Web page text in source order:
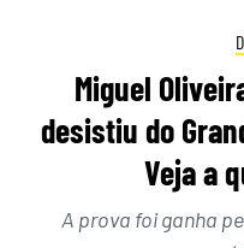
Miguel
desistiu do
Veja a
A prova foi ganha